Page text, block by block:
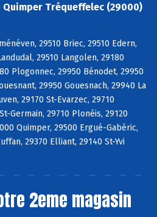
Tréqueffelec (29000)
29510 Briec, 29510 Edern,
29510 Langolen, 29180
Plogonnec, 29950 Bénodet, 29950
29950 Gouesnach, 29940 La
29170 St-Evarzec, 29710
Germain, 29710 Plonéis, 29120
Quimper, 29500 Ergué-Gabéric,
29370 Elliant, 29140 St-Yvi
2eme magasin